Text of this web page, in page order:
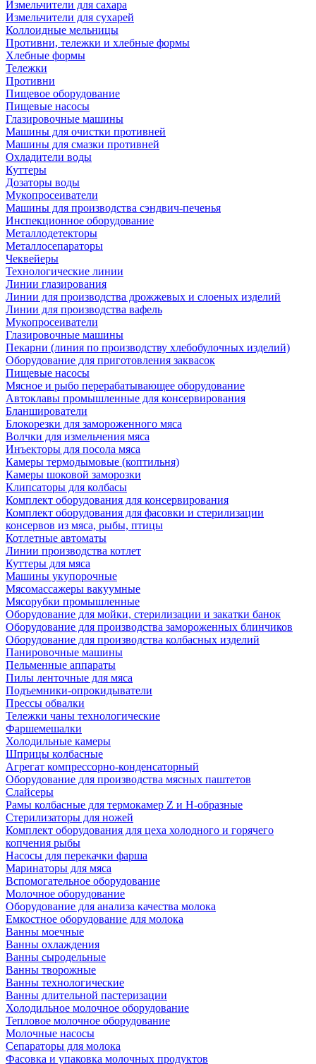
Измельчители для сахара
Измельчители для сухарей
Коллоидные мельницы
Противни, тележки и хлебные формы
Хлебные формы
Тележки
Противни
Пищевое оборудование
Пищевые насосы
Глазировочные машины
Машины для очистки противней
Машины для смазки противней
Охладители воды
Куттеры
Дозаторы воды
Мукопросеиватели
Машины для производства сэндвич-печенья
Инспекционное оборудование
Металлодетекторы
Металлосепараторы
Чеквейеры
Технологические линии
Линии глазирования
Линии для производства дрожжевых и слоеных изделий
Линии для производства вафель
Мукопросеиватели
Глазировочные машины
Пекарни (линия по производству хлебобулочных изделий)
Оборудование для приготовления заквасок
Пищевые насосы
Мясное и рыбо перерабатывающее оборудование
Автоклавы промышленные для консервирования
Бланширователи
Блокорезки для замороженного мяса
Волчки для измельчения мяса
Инъекторы для посола мяса
Камеры термодымовые (коптильня)
Камеры шоковой заморозки
Клипсаторы для колбасы
Комплект оборудования для консервирования
Комплект оборудования для фасовки и стерилизации
консервов из мяса, рыбы, птицы
Котлетные автоматы
Линии производства котлет
Куттеры для мяса
Машины укупорочные
Мясомассажеры вакуумные
Мясорубки промышленные
Оборудование для мойки, стерилизации и закатки банок
Оборудование для производства замороженных блинчиков
Оборудование для производства колбасных изделий
Панировочные машины
Пельменные аппараты
Пилы ленточные для мяса
Подъемники-опрокидыватели
Прессы обвалки
Тележки чаны технологические
Фаршемешалки
Холодильные камеры
Шприцы колбасные
Агрегат компрессорно-конденсаторный
Оборудование для производства мясных паштетов
Слайсеры
Рамы колбасные для термокамер Z и H-образные
Стерилизаторы для ножей
Комплект оборудования для цеха холодного и горячего
копчения рыбы
Насосы для перекачки фарша
Маринаторы для мяса
Вспомогательное оборудование
Молочное оборудование
Оборудование для анализа качества молока
Емкостное оборудование для молока
Ванны моечные
Ванны охлаждения
Ванны сыродельные
Ванны творожные
Ванны технологические
Ванны длительной пастеризации
Холодильное молочное оборудование
Тепловое молочное оборудование
Молочные насосы
Сепараторы для молока
Фасовка и упаковка молочных продуктов